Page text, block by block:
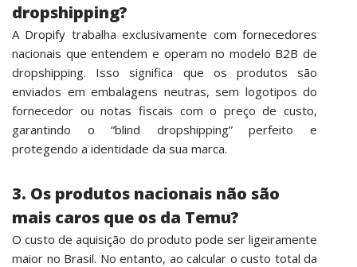
dropshipping?
A Dropify trabalha exclusivamente com fornecedores
nacionais que entendem e operam no modelo B2B de
dropshipping. Isso significa que os produtos são
enviados em embalagens neutras, sem logotipos do
fornecedor ou notas fiscais com o preço de custo,
garantindo o “blind dropshipping” perfeito e
protegendo a identidade da sua marca.
3. Os produtos nacionais não são
mais caros que os da Temu?
O custo de aquisição do produto pode ser ligeiramente
maior no Brasil. No entanto, ao calcular o custo total da